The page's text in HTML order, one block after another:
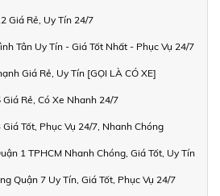
Giá Rẻ, Uy Tín 24/7
Tân Uy Tín - Giá Tốt Nhất - Phục Vụ 24/7
Giá Rẻ, Uy Tín [GỌI LÀ CÓ XE]
Rẻ, Có Xe Nhanh 24/7
Tốt, Phục Vụ 24/7, Nhanh Chóng
1 TPHCM Nhanh Chóng, Giá Tốt, Uy Tín
Quận 7 Uy Tín, Giá Tốt, Phục Vụ 24/7